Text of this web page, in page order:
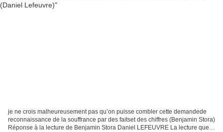
je ne crois malheureusement pas qu’on puisse combler cette demandede
reconnaissance de la souffrance par des faitset des chiffres (Benjamin Stora)
Réponse à la lecture de Benjamin Stora Daniel LEFEUVRE La lecture que